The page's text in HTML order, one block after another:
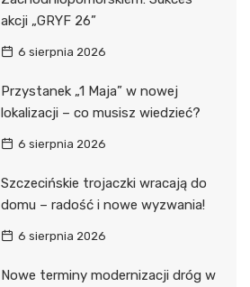
akcji „GRYF 26”
6 sierpnia 2026
Przystanek „1 Maja” w nowej
lokalizacji – co musisz wiedzieć?
6 sierpnia 2026
Szczecińskie trojaczki wracają do
domu – radość i nowe wyzwania!
6 sierpnia 2026
Nowe terminy modernizacji dróg w